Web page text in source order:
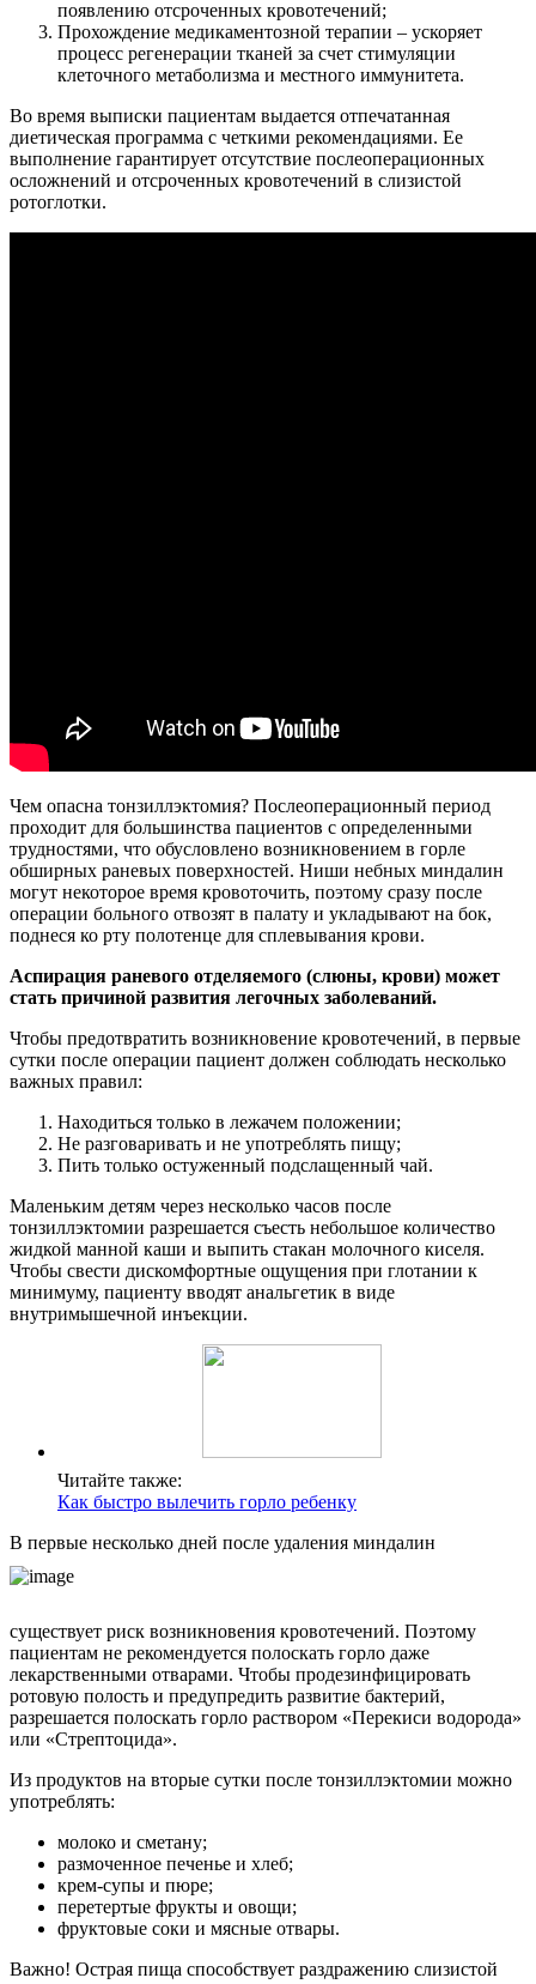
появлению отсроченных кровотечений;
Прохождение медикаментозной терапии – ускоряет
процесс регенерации тканей за счет стимуляции
клеточного метаболизма и местного иммунитета.
Во время выписки пациентам выдается отпечатанная
диетическая программа с четкими рекомендациями. Ее
выполнение гарантирует отсутствие послеоперационных
осложнений и отсроченных кровотечений в слизистой
ротоглотки.
Чем опасна тонзиллэктомия? Послеоперационный период
проходит для большинства пациентов с определенными
трудностями, что обусловлено возникновением в горле
обширных раневых поверхностей. Ниши небных миндалин
могут некоторое время кровоточить, поэтому сразу после
операции больного отвозят в палату и укладывают на бок,
поднеся ко рту полотенце для сплевывания крови.
Аспирация раневого отделяемого (слюны, крови) может
стать причиной развития легочных заболеваний.
Чтобы предотвратить возникновение кровотечений, в первые
сутки после операции пациент должен соблюдать несколько
важных правил:
Находиться только в лежачем положении;
Не разговаривать и не употреблять пищу;
Пить только остуженный подслащенный чай.
Маленьким детям через несколько часов после
тонзиллэктомии разрешается съесть небольшое количество
жидкой манной каши и выпить стакан молочного киселя.
Чтобы свести дискомфортные ощущения при глотании к
минимуму, пациенту вводят анальгетик в виде
внутримышечной инъекции.
Читайте также:
Как быстро вылечить горло ребенку
В первые несколько дней после удаления миндалин
существует риск возникновения кровотечений. Поэтому
пациентам не рекомендуется полоскать горло даже
лекарственными отварами. Чтобы продезинфицировать
ротовую полость и предупредить развитие бактерий,
разрешается полоскать горло раствором «Перекиси водорода»
или «Стрептоцида».
Из продуктов на вторые сутки после тонзиллэктомии можно
употреблять:
молоко и сметану;
размоченное печенье и хлеб;
крем-супы и пюре;
перетертые фрукты и овощи;
фруктовые соки и мясные отвары.
Важно! Острая пища способствует раздражению слизистой